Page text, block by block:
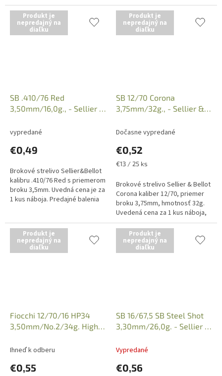
1 kus náboja. Iba osobný odber
v predajni po...
balenie po 25 kusov, uvedená
cena je za 1 kus náboja. Iba...
Produkt je
nepredajný na
diaľku
SB .410/76 Red
3,50mm/16,0g., - Sellier &
vypredané
€0,49
Brokové strelivo Sellier&Bellot
kalibru .410/76 Red s priemerom
broku 3,5mm. Uvedná cena je za
1 kus náboja. Predajné balenia
Produkt je
nepredajný na
diaľku
SB 12/70 Corona
3,75mm/32g., - Sellier &
Dočasne vypredané
€0,52
Jednotková
€13 / 25 ks
Brokové strelivo Sellier & Bellot
Corona kaliber 12/70, priemer
broku 3,75mm, hmotnosť 32g.
Uvedená cena za 1 kus náboja,
predajné balenie po 25 kusov.
Iba osobný odber v...
Produkt je
nepredajný na
diaľku
Fiocchi 12/70/16 HP34
3,50mm/No.2/34g. High
87062200
Ihneď k odberu
€0,55
Produkt je
nepredajný na
diaľku
SB 16/67,5 SB Steel Shot
3,30mm/26,0g. - Sellier &
Vypredané
€0,56